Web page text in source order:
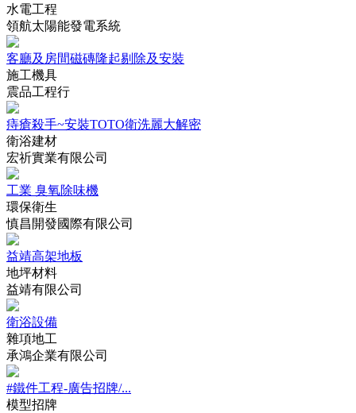
水電工程
領航太陽能發電系統
客廳及房間磁磚隆起剔除及安裝
施工機具
震品工程行
痔瘡殺手~安裝TOTO衛洗麗大解密
衛浴建材
宏祈實業有限公司
工業 臭氧除味機
環保衛生
慎昌開發國際有限公司
益靖高架地板
地坪材料
益靖有限公司
衛浴設備
雜項地工
承鴻企業有限公司
‪#‎鐵件工程‬-‪‎‎廣告招牌/...
模型招牌